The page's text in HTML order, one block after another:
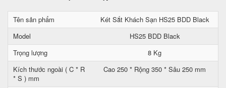
Tên sản phẩm
Két Sắt Khách Sạn HS25 BDD Black
Model
HS25 BDD Black
Trọng lượng
8 Kg
Kích thước ngoài ( C * R
* S ) mm
Cao 250 * Rộng 350 * Sâu 250 mm